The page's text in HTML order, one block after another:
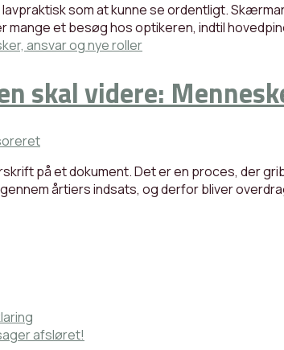
som at kunne se ordentligt.
et besøg hos optikeren, indtil
skal videre:
på et dokument. Det er en proces, der
årtiers indsats, og derfor bliver
afsløret!